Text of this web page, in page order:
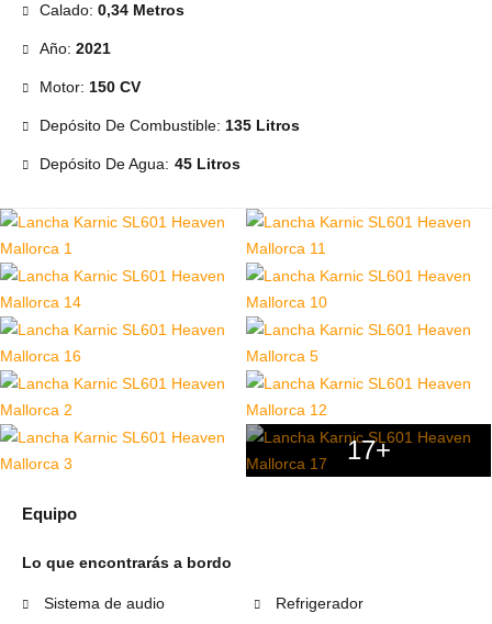
Calado: 0,34 Metros
Año: 2021
Motor: 150 CV
Depósito De Combustible: 135 Litros
Depósito De Agua: 45 Litros
17+
Equipo
Lo que encontrarás a bordo
Sistema de audio Refrigerador